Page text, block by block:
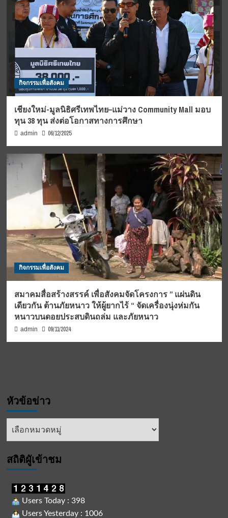
กิจกรรมเพื่อสังคม
เชียงใหม่-มูลนิธิศรีเทพไทย–แม่วาง Community Mall มอบ
ทุน 38 ทุน ส่งต่อโอกาสทางการศึกษา
admin 06/12/2025
กิจกรรมเพื่อสังคม
สมาคมสื่อสร้างสรรค์ เพื่อสังคมจัดโครงการ ” แผ่นดิน
เดียวกัน ต้านภัยหนาว ให้ผู้ยากไร้ “ จัดเครื่องนุ่งห่มกัน
หนาวบนดอยประสบดินถล่ม และภัยหนาว
admin 09/11/2024
หัวข้อข่าว
หัวข้อ
สถิติผูัเข้าชม
Users Today : 398
Users Yesterday : 1006